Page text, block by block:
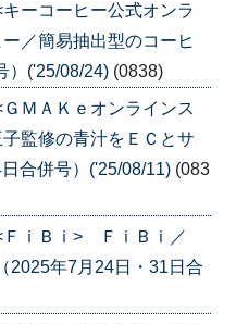
ーコーヒー公式オンラ
／簡易抽出型のコーヒ
）('25/08/24) (0838)
ＭＡＫｅオンラインス
監修の青汁をＥＣとサ
合併号）('25/08/11) (083
ｉＢｉ> ＦｉＢｉ／
2025年7月24日・31日合